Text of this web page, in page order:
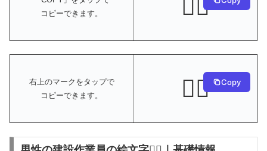
コピーできます。
👷‍♂️
右上のマークをタップで
コピーできます。
👷‍♂️ Copy